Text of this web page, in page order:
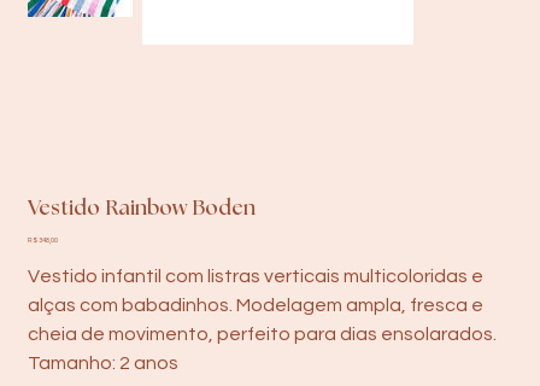
Vestido Rainbow Boden
Preço
R$ 348,00
Vestido infantil com listras verticais multicoloridas e
alças com babadinhos. Modelagem ampla, fresca e
cheia de movimento, perfeito para dias ensolarados.
Tamanho: 2 anos